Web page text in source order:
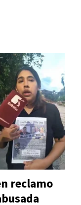
reclamo